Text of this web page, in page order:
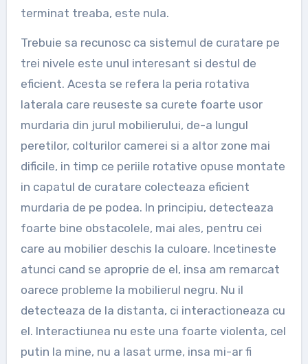
terminat treaba, este nula.
Trebuie sa recunosc ca sistemul de curatare pe
trei nivele este unul interesant si destul de
eficient. Acesta se refera la peria rotativa
laterala care reuseste sa curete foarte usor
murdaria din jurul mobilierului, de-a lungul
peretilor, colturilor camerei si a altor zone mai
dificile, in timp ce periile rotative opuse montate
in capatul de curatare colecteaza eficient
murdaria de pe podea. In principiu, detecteaza
foarte bine obstacolele, mai ales, pentru cei
care au mobilier deschis la culoare. Incetineste
atunci cand se aproprie de el, insa am remarcat
oarece probleme la mobilierul negru. Nu il
detecteaza de la distanta, ci interactioneaza cu
el. Interactiunea nu este una foarte violenta, cel
putin la mine, nu a lasat urme, insa mi-ar fi